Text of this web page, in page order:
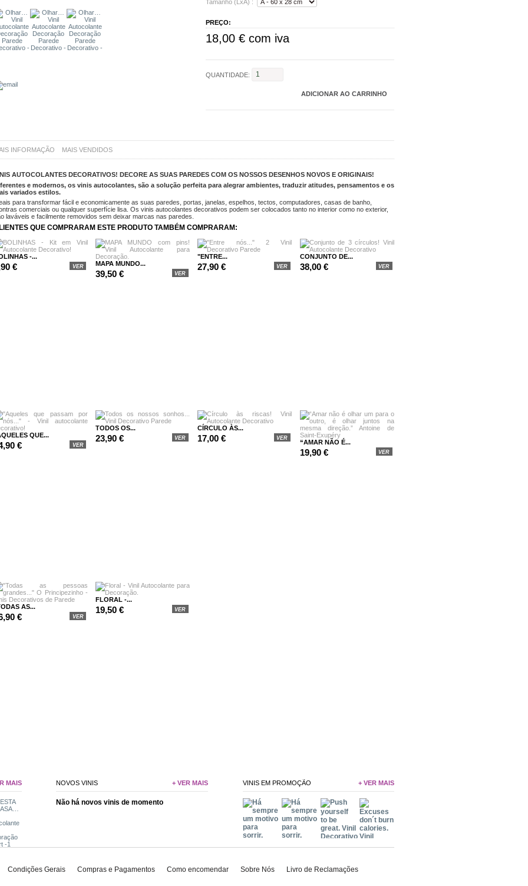
Tamanho (LxA) :
PREÇO:
18,00 € com iva
QUANTIDADE:
INFORMAÇÃO MAIS VENDIDOS
AUTOCOLANTES DECORATIVOS! DECORE AS SUAS PAREDES COM OS NOSSOS DESENHOS NOVOS E ORIGINAIS!
e modernos, os vinis autocolantes, são a solução perfeita para alegrar ambientes, traduzir atitudes, pensamentos e os
variados estilos.
para transformar fácil e economicamente as suas paredes, portas, janelas, espelhos, tectos, computadores, casas de banho,
comerciais ou qualquer superfície lisa. Os vinis autocolantes decorativos podem ser colocados tanto no interior como no exterior,
laváveis e facilmente removidos sem deixar marcas nas paredes.
QUE COMPRARAM ESTE PRODUTO TAMBÉM COMPRARAM:
-...
€ VER MAPA MUNDO...
39,50 € VER
"ENTRE...
27,90 € VER
CONJUNTO DE...
38,00 € VER
QUE...
€ VER
TODOS OS...
23,90 € VER
CÍRCULO ÀS...
17,00 € VER
“AMAR NÃO É...
19,90 € VER
AS...
€ VER
FLORAL -...
19,50 € VER
MAIS NOVOS VINIS + VER MAIS
Não há novos vinis de momento
VINIS EM PROMOÇÃO + VER MAIS
Condições Gerais Compras e Pagamentos Como encomendar Sobre Nós
Livro de Reclamações